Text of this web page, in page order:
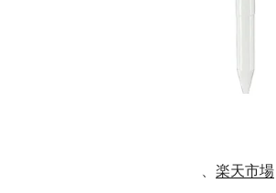
楽天市場